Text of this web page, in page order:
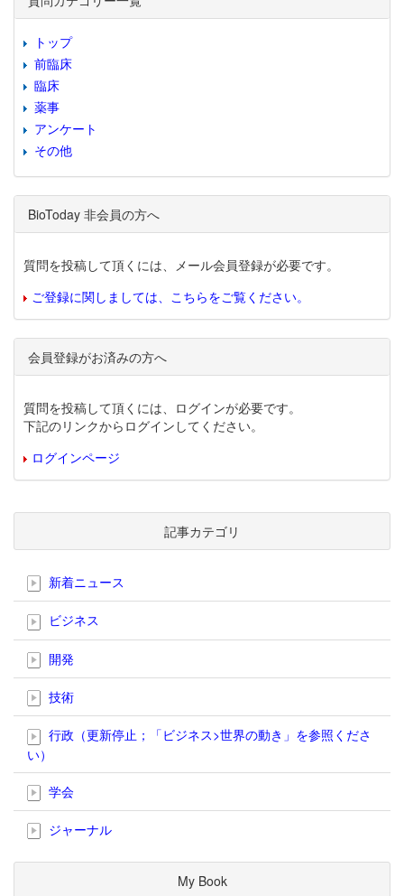
トップ
前臨床
臨床
薬事
アンケート
その他
BioToday 非会員の方へ
質問を投稿して頂くには、メール会員登録が必要です。
ご登録に関しましては、こちらをご覧ください。
会員登録がお済みの方へ
質問を投稿して頂くには、ログインが必要です。
下記のリンクからログインしてください。
ログインページ
記事カテゴリ
新着ニュース
ビジネス
開発
技術
行政（更新停止；「ビジネス>世界の動き」を参照くださ
い）
学会
ジャーナル
My Book